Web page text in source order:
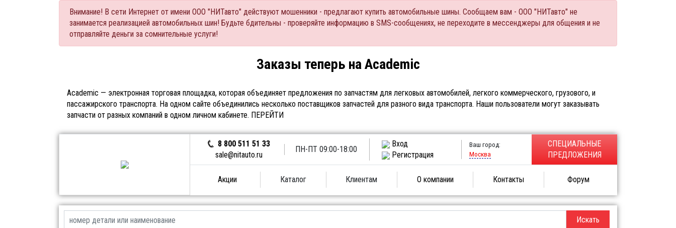
Внимание! В сети Интернет от имени ООО "НИТавто" действуют мошенники - предлагают купить автомобильные шины. Сообщаем вам - ООО "НИТавто" не
занимается реализацией автомобильных шин! Будьте бдительны - проверяйте информацию в SMS-сообщениях, не переходите в мессенджеры для общения и не
отправляйте деньги за сомнительные услуги!
Заказы теперь на Academic
Academic — электронная торговая площадка, которая объединяет предложения по запчастям для легковых автомобилей, легкого коммерческого, грузового, и
пассажирского транспорта. На одном сайте объединились несколько поставщиков запчастей для разного вида транспорта. Наши пользователи могут заказывать
запчасти от разных компаний в одном личном кабинете. ПЕРЕЙТИ
8 800 511 51 33
sale@nitauto.ru
ПН-ПТ 09:00-18:00
Вход
Регистрация
Ваш город:
Москва
СПЕЦИАЛЬНЫЕ
ПРЕДЛОЖЕНИЯ
Акции Каталог Клиентам О компании Контакты Форум
Искать